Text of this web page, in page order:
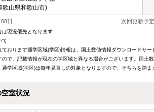
歌山県和歌山市)
日 次回更新予
現況優先となります
て
ております通学区域(学区)情報は、国土数値情報ダウンロードサ
ので、記載情報が現在の学区域と異なる場合がございます。国
学区域(学区)は毎年見直しの対象となりますので、そちらを踏ま
室状況